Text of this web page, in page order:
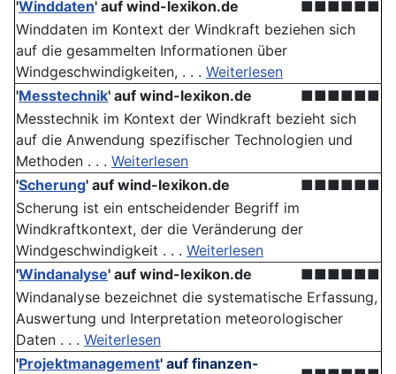
'Winddaten' auf wind-lexikon.de
■■■■■■
Winddaten im Kontext der Windkraft beziehen sich
auf die gesammelten Informationen über
Windgeschwindigkeiten, . . . Weiterlesen
'Messtechnik' auf wind-lexikon.de
■■■■■■
Messtechnik im Kontext der Windkraft bezieht sich
auf die Anwendung spezifischer Technologien und
Methoden . . . Weiterlesen
'Scherung' auf wind-lexikon.de
■■■■■■
Scherung ist ein entscheidender Begriff im
Windkraftkontext, der die Veränderung der
Windgeschwindigkeit . . . Weiterlesen
'Windanalyse' auf wind-lexikon.de
■■■■■■
Windanalyse bezeichnet die systematische Erfassung,
Auswertung und Interpretation meteorologischer
Daten . . . Weiterlesen
'Projektmanagement' auf finanzen-